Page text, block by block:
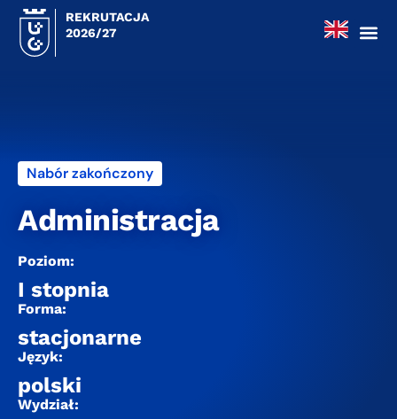
REKRUTACJA
2026/27
Nabór zakończony
Administracja
Poziom:
I stopnia
Forma:
stacjonarne
Język:
polski
Wydział: